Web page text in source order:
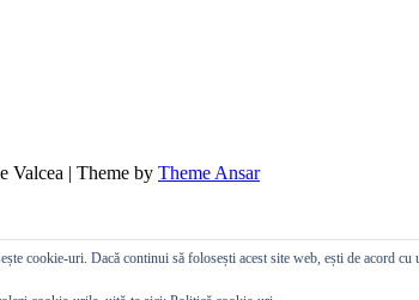
Valcea | Theme by Theme Ansar
cookie-uri. Dacă continui să folosești acest site web, ești de acord cu